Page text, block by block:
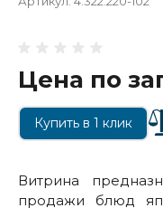
Цена по
Купить в 1 клик
Витрина
продажи блюд